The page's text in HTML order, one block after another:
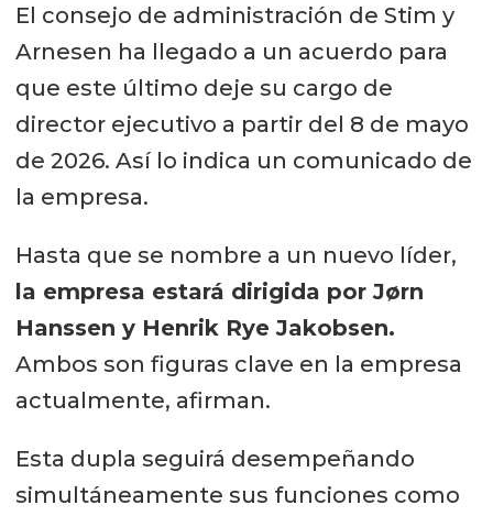
El consejo de administración de Stim y
Arnesen ha llegado a un acuerdo para
que este último deje su cargo de
director ejecutivo a partir del 8 de mayo
de 2026. Así lo indica un comunicado de
la empresa.
Hasta que se nombre a un nuevo líder,
la empresa estará dirigida por Jørn
Hanssen y Henrik Rye Jakobsen.
Ambos son figuras clave en la empresa
actualmente, afirman.
Esta dupla seguirá desempeñando
simultáneamente sus funciones como